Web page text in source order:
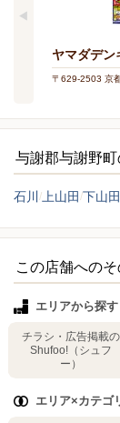
ヤマダデン
〒629-2503 京
与謝郡与謝野
石川 上山田 下山田
この店舗への
エリアから探す
チラシ・広告掲載の
Shufoo!（シュフ
ー）
エリア×カテゴ